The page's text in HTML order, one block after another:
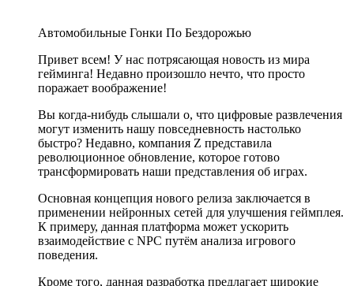
Автомобильные Гонки По Бездорожью
Привет всем! У нас потрясающая новость из мира
гейминга! Недавно произошло нечто, что просто
поражает воображение!
Вы когда-нибудь слышали о, что цифровые развлечения
могут изменить нашу повседневность настолько
быстро? Недавно, компания Z представила
революционное обновление, которое готово
трансформировать наши представления об играх.
Основная концепция нового релиза заключается в
применении нейронных сетей для улучшения геймплея.
К примеру, данная платформа может ускорить
взаимодействие с NPC путём анализа игрового
поведения.
Кроме того, данная разработка предлагает широкие